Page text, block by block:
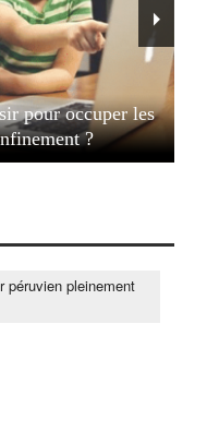
pour occuper les
?